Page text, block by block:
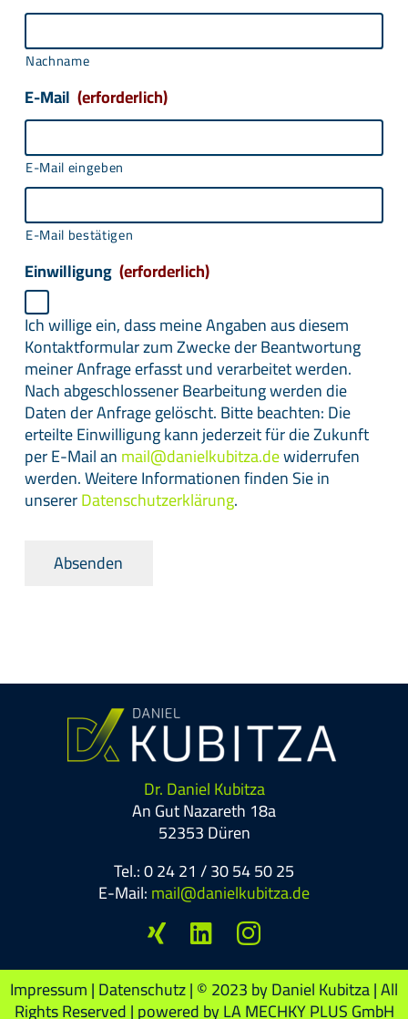
Nachname
E-Mail (erforderlich)
E-Mail eingeben
E-Mail bestätigen
Einwilligung (erforderlich)
Ich willige ein, dass meine Angaben aus diesem
Kontaktformular zum Zwecke der Beantwortung
meiner Anfrage erfasst und verarbeitet werden.
Nach abgeschlossener Bearbeitung werden die
Daten der Anfrage gelöscht. Bitte beachten: Die
erteilte Einwilligung kann jederzeit für die Zukunft
per E-Mail anmail@danielkubitza.dewiderrufen
werden. Weitere Informationen finden Sie in
unsererDatenschutzerklärung.
Absenden
Dr. Daniel Kubitza
An Gut Nazareth 18a
52353 Düren
Tel.: 0 24 21 / 30 54 50 25
E-Mail:mail@danielkubitza.de
Impressum|Datenschutz| © 2023 by Daniel Kubitza | All
Rights Reserved | powered by LA MECHKY PLUS GmbH